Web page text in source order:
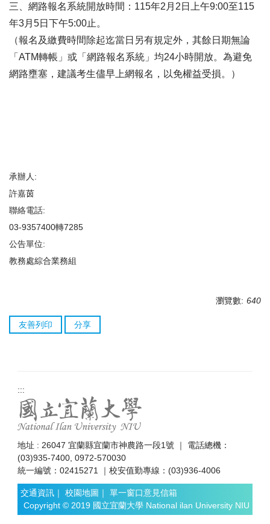
三、網路報名系統開放時間：115年2月2日上午9:00至115
年3月5日下午5:00止。
（報名及繳費時間除起迄當日另有規定外，其餘日期無論
「ATM轉帳」或「網路報名系統」均24小時開放。為避免
網路壅塞，建議考生儘早上網報名，以免權益受損。）
承辦人:
許嘉茵
聯絡電話:
03-9357400轉7285
公告單位:
教務處綜合業務組
瀏覽數: 640
友善列印 分享
:::
地址 : 26047 宜蘭縣宜蘭市神農路一段1號 ｜ 電話總機：
(03)935-7400, 0972-570030
統一編號：02415271 ｜校安值勤專線：(03)936-4006
交通資訊 ｜ 校園地圖 ｜ 單一窗口意見信箱
Copyright © 2019 國立宜蘭大學 National ilan University NIU